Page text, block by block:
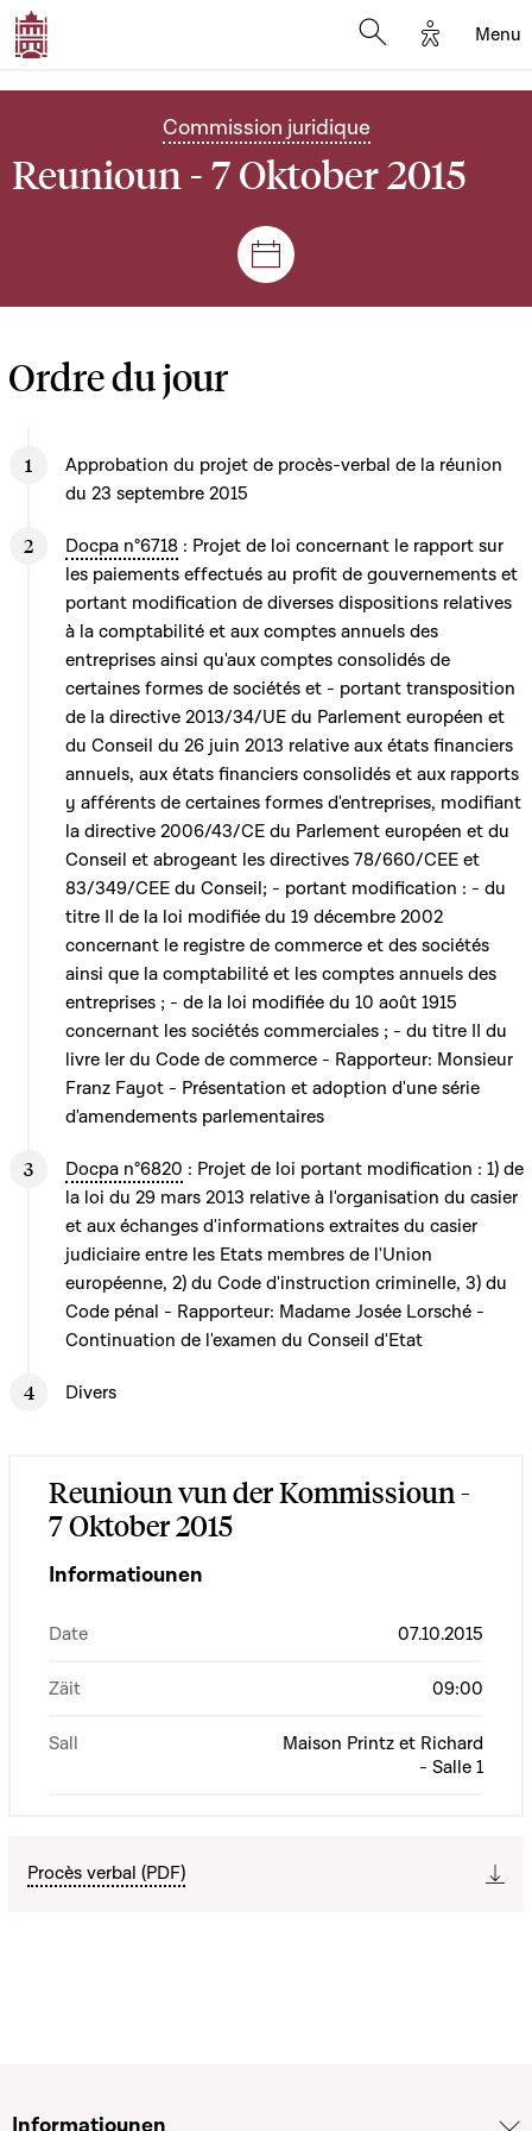
Options
Menu
Commission juridique
Reunioun - 7 Oktober 2015
Sëtzungen a Reuniounen
Ordre du jour
Approbation du projet de procès-verbal de la réunion
du 23 septembre 2015
Docpa n°6718 : Projet de loi concernant le rapport sur
les paiements effectués au profit de gouvernements et
portant modification de diverses dispositions relatives
à la comptabilité et aux comptes annuels des
entreprises ainsi qu'aux comptes consolidés de
certaines formes de sociétés et - portant transposition
de la directive 2013/34/UE du Parlement européen et
du Conseil du 26 juin 2013 relative aux états financiers
annuels, aux états financiers consolidés et aux rapports
y afférents de certaines formes d'entreprises, modifiant
la directive 2006/43/CE du Parlement européen et du
Conseil et abrogeant les directives 78/660/CEE et
83/349/CEE du Conseil; - portant modification : - du
titre II de la loi modifiée du 19 décembre 2002
concernant le registre de commerce et des sociétés
ainsi que la comptabilité et les comptes annuels des
entreprises ; - de la loi modifiée du 10 août 1915
concernant les sociétés commerciales ; - du titre II du
livre Ier du Code de commerce - Rapporteur: Monsieur
Franz Fayot - Présentation et adoption d'une série
d'amendements parlementaires
Docpa n°6820 : Projet de loi portant modification : 1) de
la loi du 29 mars 2013 relative à l'organisation du casier
et aux échanges d'informations extraites du casier
judiciaire entre les Etats membres de l'Union
européenne, 2) du Code d'instruction criminelle, 3) du
Code pénal - Rapporteur: Madame Josée Lorsché -
Continuation de l'examen du Conseil d'Etat
Divers
Reunioun vun der Kommissioun -
7 Oktober 2015
Informatiounen
Date 07.10.2015
Zäit 09:00
Sall
Maison Printz et Richard
- Salle 1
Procès verbal (PDF)